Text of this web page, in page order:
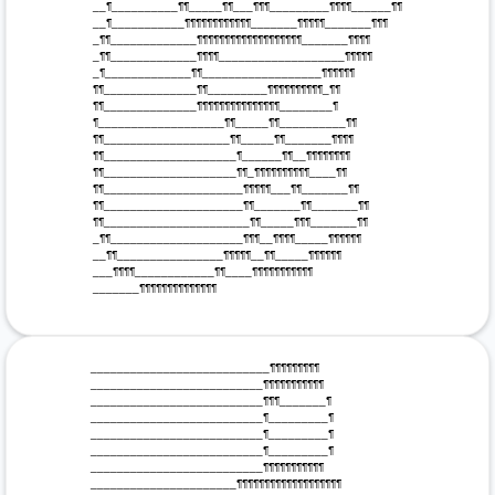
__¶__________¶¶_____¶¶___¶¶¶_________¶¶¶¶______¶¶
__¶___________¶¶¶¶¶¶¶¶¶¶¶¶_______¶¶¶¶¶_______¶¶¶
_¶¶_____________¶¶¶¶¶¶¶¶¶¶¶¶¶¶¶¶¶¶¶_______¶¶¶¶
_¶¶_____________¶¶¶¶___________________¶¶¶¶¶
_¶_____________¶¶__________________¶¶¶¶¶¶
¶¶______________¶¶_________¶¶¶¶¶¶¶¶¶¶_¶¶
¶¶______________¶¶¶¶¶¶¶¶¶¶¶¶¶¶¶________¶
¶___________________¶¶_____¶¶__________¶¶
¶¶___________________¶¶_____¶¶_______¶¶¶¶
¶¶____________________¶______¶¶__¶¶¶¶¶¶¶¶
¶¶____________________¶¶_¶¶¶¶¶¶¶¶¶¶____¶¶
¶¶_____________________¶¶¶¶¶___¶¶_______¶¶
¶¶_____________________¶¶_______¶¶_______¶¶
¶¶______________________¶¶_____¶¶¶_______¶¶
_¶¶____________________¶¶¶__¶¶¶¶_____¶¶¶¶¶¶
__¶¶________________¶¶¶¶¶__¶¶_____¶¶¶¶¶¶
___¶¶¶¶____________¶¶____¶¶¶¶¶¶¶¶¶¶¶
_______¶¶¶¶¶¶¶¶¶¶¶¶¶¶
___________________________¶¶¶¶¶¶¶¶¶
__________________________¶¶¶¶¶¶¶¶¶¶¶
__________________________¶¶¶_______¶
__________________________¶_________¶
__________________________¶_________¶
__________________________¶_________¶
__________________________¶¶¶¶¶¶¶¶¶¶¶
______________________¶¶¶¶¶¶¶¶¶¶¶¶¶¶¶¶¶¶¶